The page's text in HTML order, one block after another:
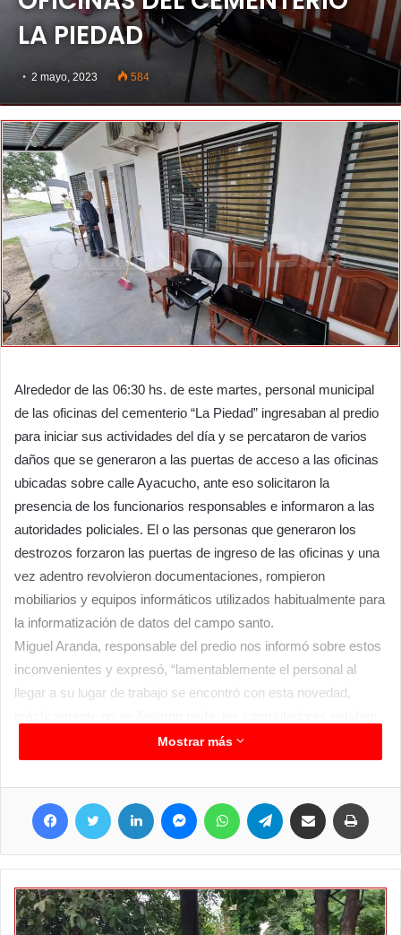
LA PIEDAD
2 mayo, 2023 584
Alrededor de las 06:30 hs. de este martes, personal municipal
de las oficinas del cementerio “La Piedad” ingresaban al predio
para iniciar sus actividades del día y se percataron de varios
daños que se generaron a las puertas de acceso a las oficinas
ubicadas sobre calle Ayacucho, ante eso solicitaron la
presencia de los funcionarios responsables e informaron a las
autoridades policiales. El o las personas que generaron los
destrozos forzaron las puertas de ingreso de las oficinas y una
vez adentro revolvieron documentaciones, rompieron
mobiliarios y equipos informáticos utilizados habitualmente para
la informatización de datos del campo santo.
Miguel Aranda, responsable del predio nos informó sobre estos
inconvenientes y expresó, “lamentablemente el personal al
llegar a su lugar de trabajo se encontró con esta novedad,
pero fueron dañadas, los monitores rotos y un viejo televisor
que tenemos también lo rompieron, por otra parte las
documentaciones se revolvieron en su totalidad y si notamos
que se llevaron unos termos, y una cruz de broce, pero
después no se llevaron otras cosas”.
Ante lo sucedido se hicieron presentes autoridades policiales
una posible investigación para intentar dar con el o los autores
de este hecho que evidentemente no apuntaba a lo delictivo,
Mostrar más
Facebook Twitter LinkedIn MessengerWhatsApp Telegram Compartir por correo electrónico